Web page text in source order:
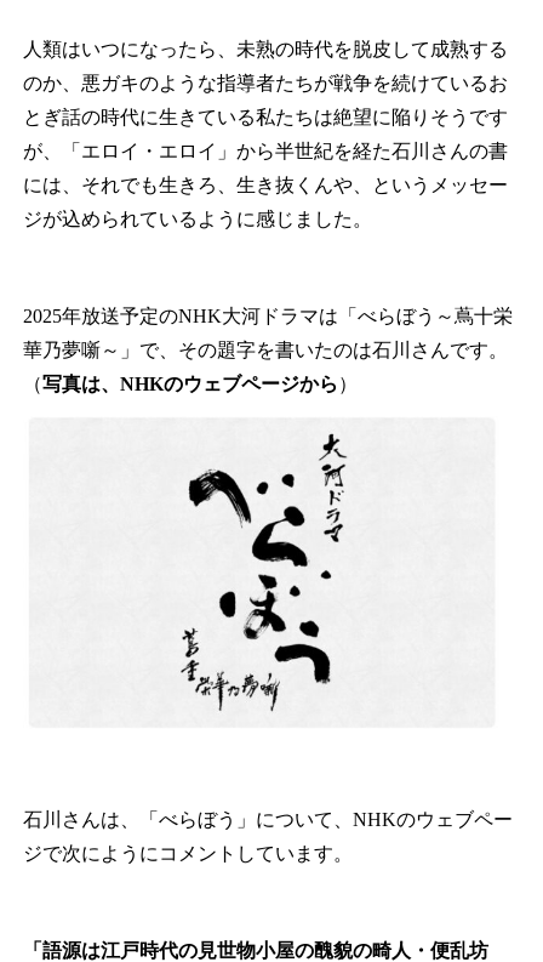
人類はいつになったら、未熟の時代を脱皮して成熟する
のか、悪ガキのような指導者たちが戦争を続けているお
とぎ話の時代に生きている私たちは絶望に陥りそうです
が、「エロイ・エロイ」から半世紀を経た石川さんの書
には、それでも生きろ、生き抜くんや、というメッセー
ジが込められているように感じました。
2025年放送予定のNHK大河ドラマは「べらぼう～蔦十栄
華乃夢噺～」で、その題字を書いたのは石川さんです。
（写真は、NHKのウェブページから ）
石川さんは、「べらぼう」について、NHKのウェブペー
ジで次にようにコメントしています。
「語源は江戸時代の見世物小屋の醜貌の畸人・便乱坊